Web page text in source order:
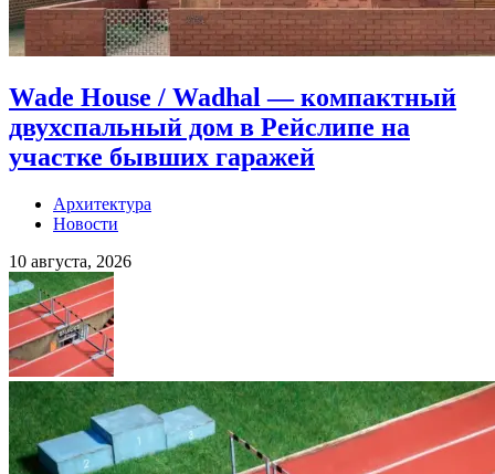
Wade House / Wadhal — компактный
двухспальный дом в Рейслипе на
участке бывших гаражей
Архитектура
Новости
10 августа, 2026